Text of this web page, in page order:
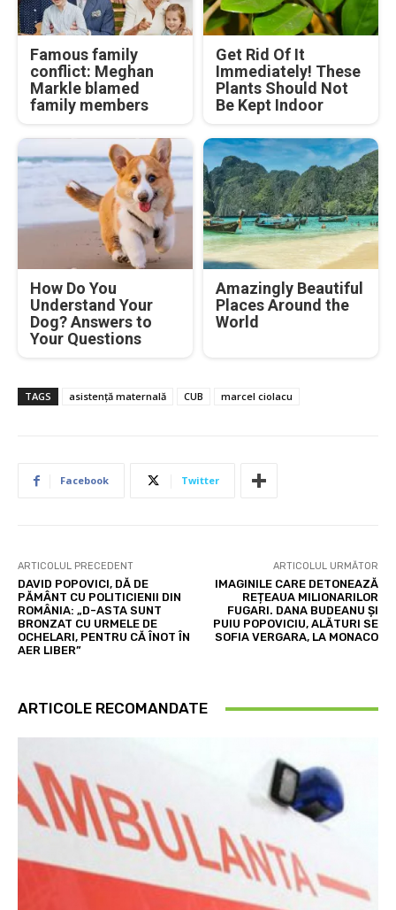
Famous family
conflict: Meghan
Markle blamed
family members
Get Rid Of It
Immediately! These
Plants Should Not
Be Kept Indoor
How Do You
Understand Your
Dog? Answers to
Your Questions
Amazingly Beautiful
Places Around the
World
TAGS asistență maternală CUB marcel ciolacu
Facebook Twitter
ARTICOLUL PRECEDENT
DAVID POPOVICI, DĂ DE
PĂMÂNT CU POLITICIENII DIN
ROMÂNIA: „D-ASTA SUNT
BRONZAT CU URMELE DE
OCHELARI, PENTRU CĂ ÎNOT ÎN
AER LIBER”
ARTICOLUL URMĂTOR
IMAGINILE CARE DETONEAZĂ
REȚEAUA MILIONARILOR
FUGARI. DANA BUDEANU ȘI
PUIU POPOVICIU, ALĂTURI SE
SOFIA VERGARA, LA MONACO
ARTICOLE RECOMANDATE